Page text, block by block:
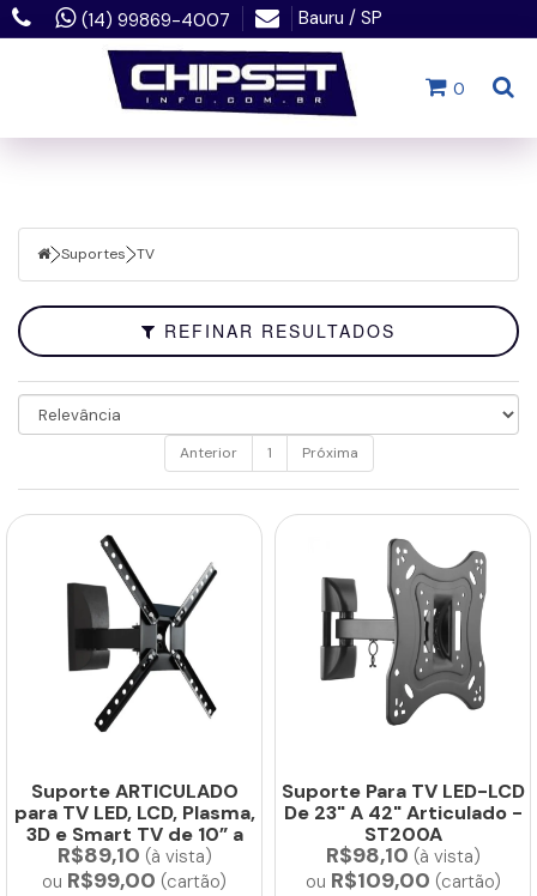
(14) 99869-4007 Bauru / SP
0
Suportes TV
REFINAR RESULTADOS
Faixa
de
Preço
Anterior 1 Próxima
Suporte ARTICULADO
para TV LED, LCD, Plasma,
3D e Smart TV de 10” a
60” –...
R$89,10 (à vista)
ou R$99,00 (cartão)
Suporte Para TV LED-LCD
De 23" A 42" Articulado -
ST200A
R$98,10 (à vista)
ou R$109,00 (cartão)